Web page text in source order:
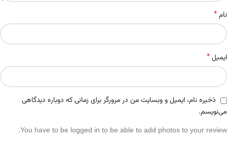
نام*
ایمیل*
ذخیره نام، ایمیل و وبسایت من در مرورگر برای زمانی که دوباره دیدگاهی
می‌نویسم.
You have to be logged in to be able to add photos to your review.